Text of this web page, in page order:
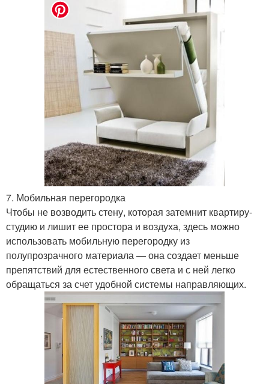
7. Мобильная перегородка
Чтобы не возводить стену, которая затемнит квартиру-
студию и лишит ее простора и воздуха, здесь можно
использовать мобильную перегородку из
полупрозрачного материала — она создает меньше
препятствий для естественного света и с ней легко
обращаться за счет удобной системы направляющих.